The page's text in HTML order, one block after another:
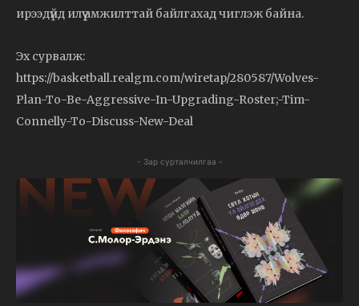
ирээдүйд илүү амжилттай байлгахад чиглэж байна.
Эх сурвалж:
https://basketball.realgm.com/wiretap/280587/Wolves-
Plan-To-Be-Aggressive-In-Upgrading-Roster;-Tim-
Connelly-To-Discuss-New-Deal
- Зар сурталчилгаа -